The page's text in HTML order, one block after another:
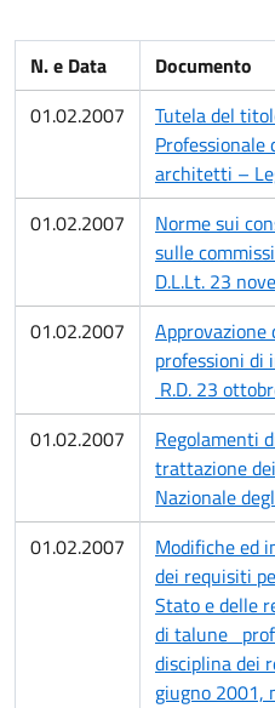
N. e Data
Documento
01.02.2007
Tutela del
Professionale
architetti –
01.02.2007
Norme sui
sulle
D.L.Lt. 23
01.02.2007
Approvazione
professioni di
R.D. 23
01.02.2007
Regolamenti
trattazione
Nazionale
01.02.2007
Modifiche ed
dei requisiti
Stato e delle
di talune
disciplina dei
giugno 2001,